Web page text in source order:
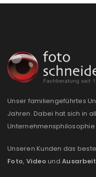
Unser familiengeführtes
Jahren. Dabei hat sich in
Unseren Kunden das
Foto, Video und